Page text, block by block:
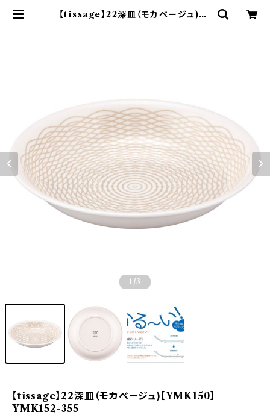
【tissage】22深皿（モカベージュ)【Y
1 /3
【tissage】22深皿（モカベージュ)【YMK150】
YMK152-355